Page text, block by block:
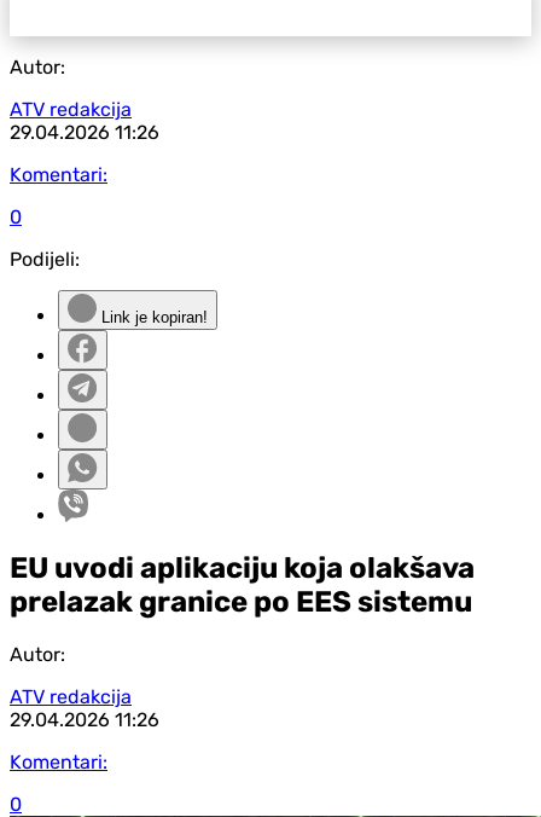
Autor:
ATV redakcija
29.04.2026 11:26
Komentari:
0
Podijeli:
Link je kopiran!
EU uvodi aplikaciju koja olakšava
prelazak granice po EES sistemu
Autor:
ATV redakcija
29.04.2026 11:26
Komentari:
0